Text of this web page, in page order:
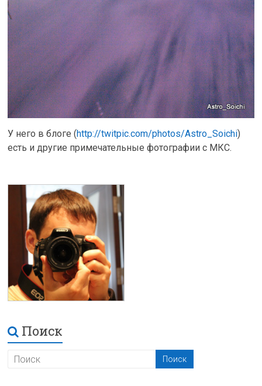
У него в блоге (http://twitpic.com/photos/Astro_Soichi)
есть и другие примечательные фотографии с МКС.
Поиск